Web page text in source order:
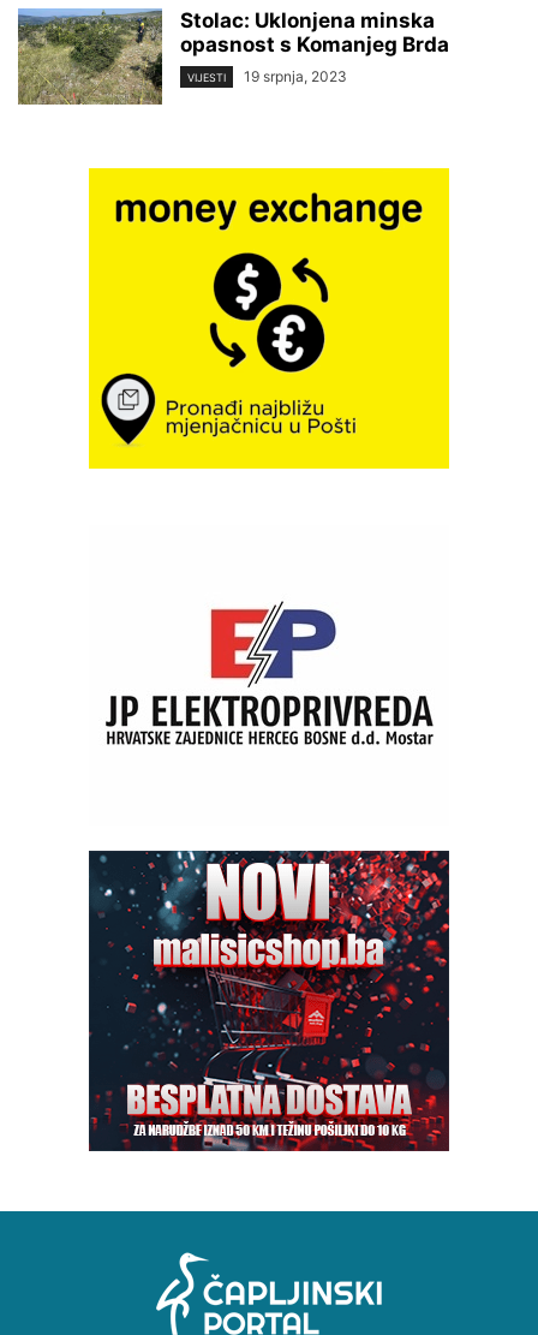
Stolac: Uklonjena minska
opasnost s Komanjeg Brda
VIJESTI 19 srpnja, 2023